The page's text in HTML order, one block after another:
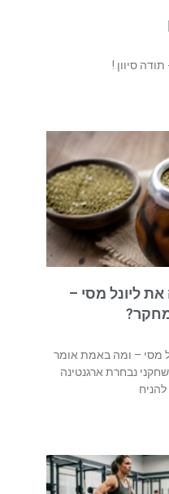
סיוון !
ליונל מסי –
מסי – ומה באמת אומר
נבחרת ארגנטינה